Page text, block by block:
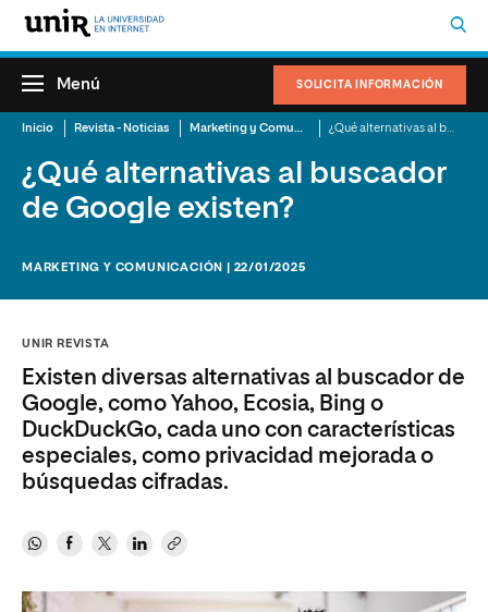
SOLICITA INFORMACIÓN
Menú
Inicio Revista - Noticias Marketing y Comunicación
¿Qué alternativas al buscador
de Google existen?
MARKETING Y COMUNICACIÓN | 22/01/2025
UNIR REVISTA
Existen diversas alternativas al buscador de
Google, como Yahoo, Ecosia, Bing o
DuckDuckGo, cada uno con características
especiales, como privacidad mejorada o
búsquedas cifradas.